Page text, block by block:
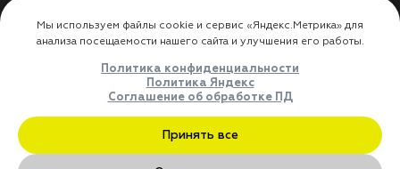
Использование
использования личных
Оферта
Доставка
Где купить
ДЛЯ ПАРТНЁРОВ